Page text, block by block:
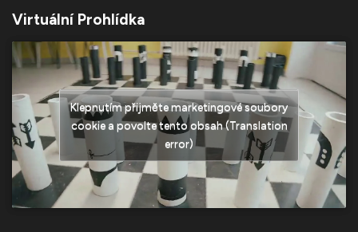
Virtuální Prohlídka
Klepnutím přijměte marketingové soubory
cookie a povolte tento obsah (Translation
error)